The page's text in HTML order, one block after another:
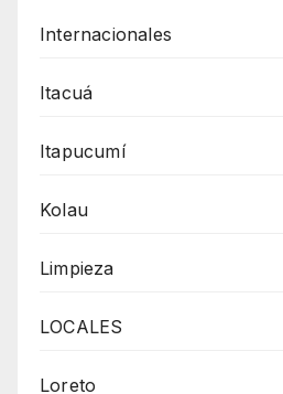
Internacionales
Itacuá
Itapucumí
Kolau
Limpieza
LOCALES
Loreto